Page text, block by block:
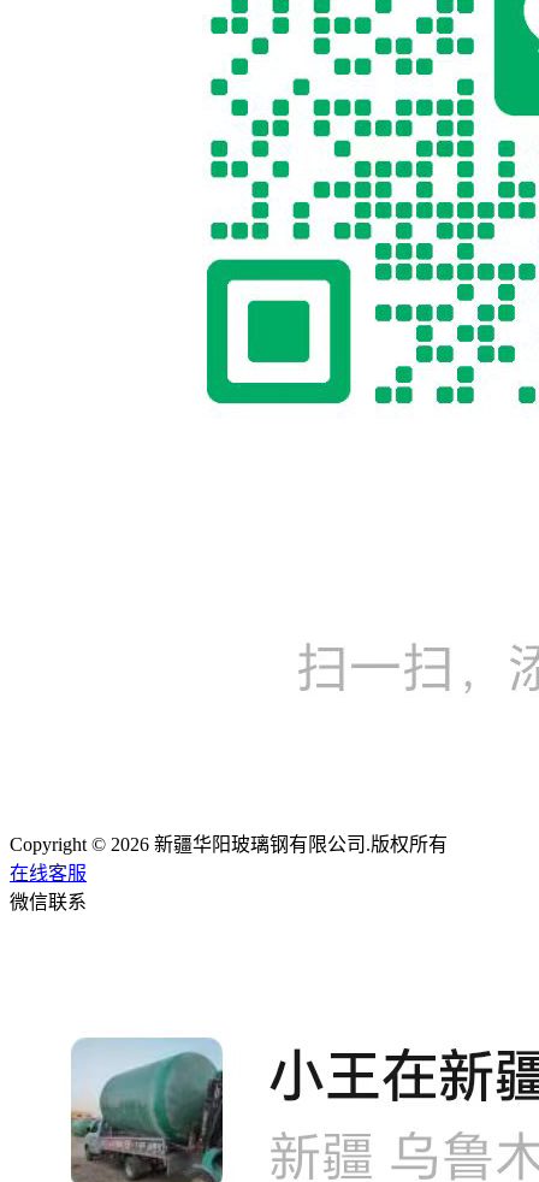
Copyright © 2026 新疆华阳玻璃钢有限公司.版权所有
在线客服
微信联系